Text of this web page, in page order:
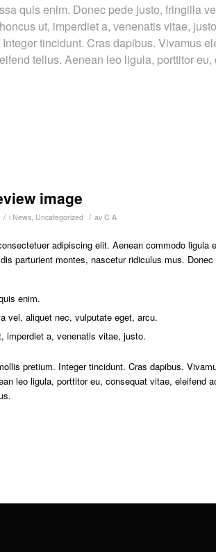
quis enim. Donec pede justo, fringilla
ut, imperdiet a, venenatis vitae,
tincidunt. Cras dapibus. Vivamus
tellus. Aenean leo ligula, porttitor
image
/ i News Uncategorized / av C A
adipiscing elit. Aenean commodo ligula
parturient montes, nascetur ridiculus mus.
enim.
vel, aliquet nec, vulputate eget, arcu.
imperdiet a, venenatis vitae, justo.
pretium. Integer tincidunt. Cras dapibus.
leo ligula, porttitor eu, consequat vitae, eleifend